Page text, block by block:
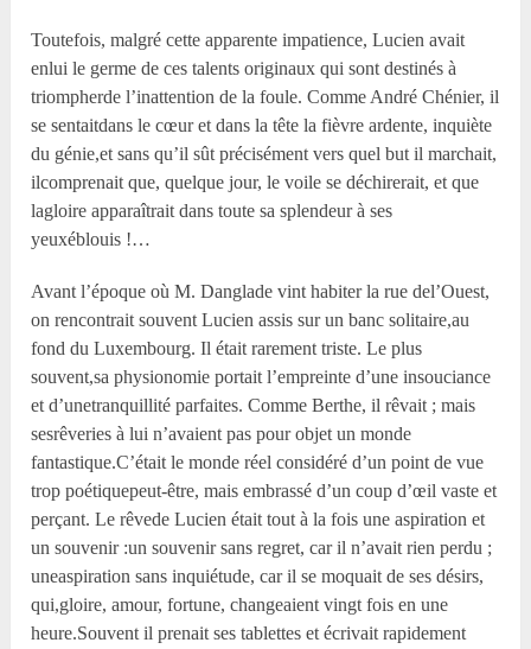
Toutefois, malgré cette apparente impatience, Lucien avait
enlui le germe de ces talents originaux qui sont destinés à
triompherde l’inattention de la foule. Comme André Chénier, il
se sentaitdans le cœur et dans la tête la fièvre ardente, inquiète
du génie,et sans qu’il sût précisément vers quel but il marchait,
ilcomprenait que, quelque jour, le voile se déchirerait, et que
lagloire apparaîtrait dans toute sa splendeur à ses
yeuxéblouis !…
Avant l’époque où M. Danglade vint habiter la rue del’Ouest,
on rencontrait souvent Lucien assis sur un banc solitaire,au
fond du Luxembourg. Il était rarement triste. Le plus
souvent,sa physionomie portait l’empreinte d’une insouciance
et d’unetranquillité parfaites. Comme Berthe, il rêvait ; mais
sesrêveries à lui n’avaient pas pour objet un monde
fantastique.C’était le monde réel considéré d’un point de vue
trop poétiquepeut-être, mais embrassé d’un coup d’œil vaste et
perçant. Le rêvede Lucien était tout à la fois une aspiration et
un souvenir :un souvenir sans regret, car il n’avait rien perdu ;
uneaspiration sans inquiétude, car il se moquait de ses désirs,
qui,gloire, amour, fortune, changeaient vingt fois en une
heure.Souvent il prenait ses tablettes et écrivait rapidement